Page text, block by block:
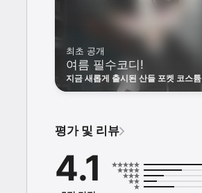
공식 카페 : https://
문의 이메일 :
문의 채팅 : http://pf.kakao.com/
개발자 연락처 : 070-4289-7707
최초 공개
여름 필수코디!
지금 새롭게 출시된 산들 포켓 코스
확인해주세요!
평가 및 리뷰
4.1